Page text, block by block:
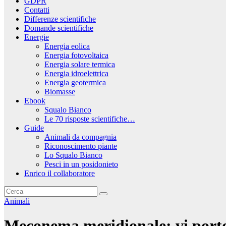
Contatti
Differenze scientifiche
Domande scientifiche
Energie
Energia eolica
Energia fotovoltaica
Energia solare termica
Energia idroelettrica
Energia geotermica
Biomasse
Ebook
Squalo Bianco
Le 70 risposte scientifiche…
Guide
Animali da compagnia
Riconoscimento piante
Lo Squalo Bianco
Pesci in un posidonieto
Enrico il collaboratore
Animali